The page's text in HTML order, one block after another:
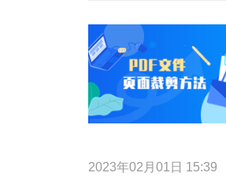
2023年02月01日 15:39